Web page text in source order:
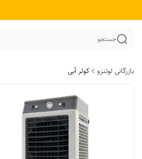
جستجو
بازرگانی لوتنزو کولر آبی